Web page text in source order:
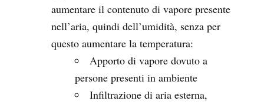
aumentare il contenuto di vapore presente
nell’aria, quindi dell’umidità, senza per
questo aumentare la temperatura:
Apporto di vapore dovuto a
persone presenti in ambiente
Infiltrazione di aria esterna,